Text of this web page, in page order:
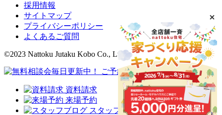
採用情報
サイトマップ
プライバシーポリシー
よくあるご質問
©2023 Nattoku Jutaku Kobo Co., Ltd.
資料請求
来場予約
スタッフブログ